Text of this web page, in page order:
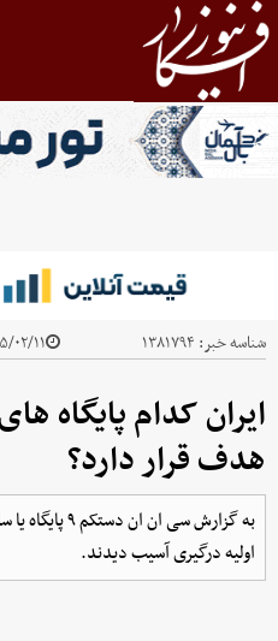
شناسه خبر: ۱۳۸۱۷۹۴ ۱۴۰۵/۰۲/۱۱
ایران کدام پایگاه
هدف قرار دارد؟
اولیه درگیری آسیب دیدند.